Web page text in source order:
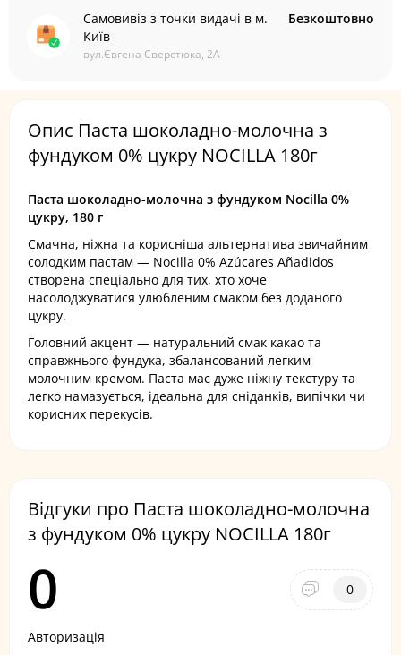
Самовивіз з точки видачі в м.
Київ
вул.Євгена Сверстюка, 2А
Безкоштовно
Опис Паста шоколадно-молочна з
фундуком 0% цукру NOCILLA 180г
Паста шоколадно-молочна з фундуком Nocilla 0%
цукру, 180 г
Смачна, ніжна та корисніша альтернатива звичайним
солодким пастам — Nocilla 0% Azúcares Añadidos
створена спеціально для тих, хто хоче
насолоджуватися улюбленим смаком без доданого
цукру.
Головний акцент — натуральний смак какао та
справжнього фундука, збалансований легким
молочним кремом. Паста має дуже ніжну текстуру та
легко намазується, ідеальна для сніданків, випічки чи
корисних перекусів.
Відгуки про Паста шоколадно-молочна
з фундуком 0% цукру NOCILLA 180г
0 0
Авторизація